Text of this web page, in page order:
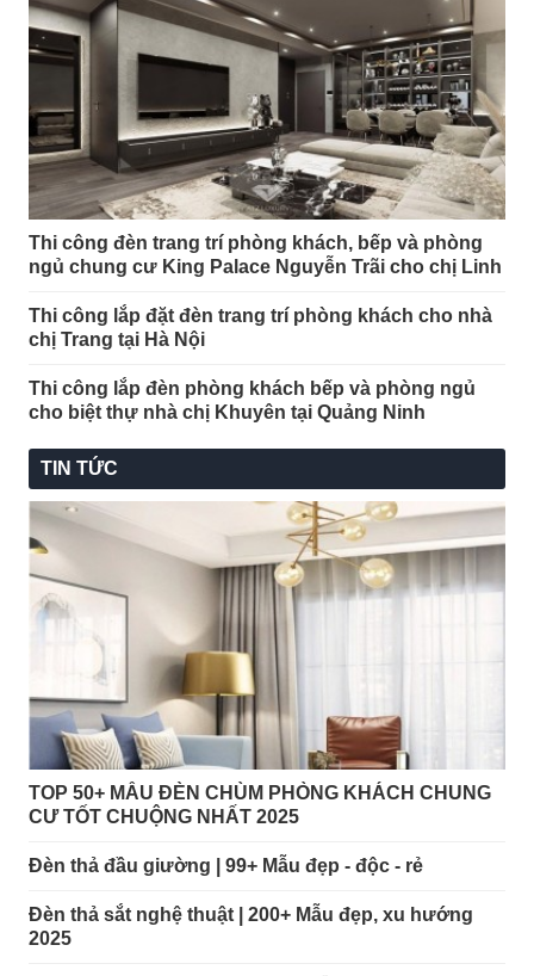
Thi công đèn trang trí phòng khách, bếp và phòng
ngủ chung cư King Palace Nguyễn Trãi cho chị Linh
Thi công lắp đặt đèn trang trí phòng khách cho nhà
chị Trang tại Hà Nội
Thi công lắp đèn phòng khách bếp và phòng ngủ
cho biệt thự nhà chị Khuyên tại Quảng Ninh
TIN TỨC
TOP 50+ MẪU ĐÈN CHÙM PHÒNG KHÁCH CHUNG
CƯ TỐT CHUỘNG NHẤT 2025
Đèn thả đầu giường | 99+ Mẫu đẹp - độc - rẻ
Đèn thả sắt nghệ thuật | 200+ Mẫu đẹp, xu hướng
2025